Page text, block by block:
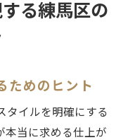
る練馬区の
ためのヒント
タイルを明確にする
本当に求める仕上が